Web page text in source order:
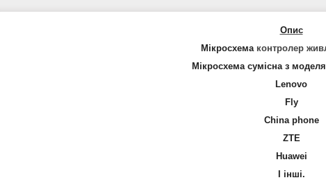
Опис
Мікросхема контролер
Мікросхема сумісна з
Lenovo
Fly
China phone
ZTE
Huawei
І інші.